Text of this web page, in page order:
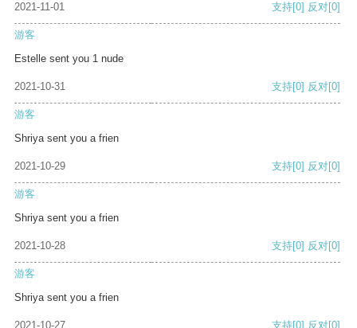
2021-11-01 支持[0] 反对[0]
游客
Estelle sent you 1 nude
2021-10-31 支持[0] 反对[0]
游客
Shriya sent you a frien
2021-10-29 支持[0] 反对[0]
游客
Shriya sent you a frien
2021-10-28 支持[0] 反对[0]
游客
Shriya sent you a frien
2021-10-27 支持[0] 反对[0]